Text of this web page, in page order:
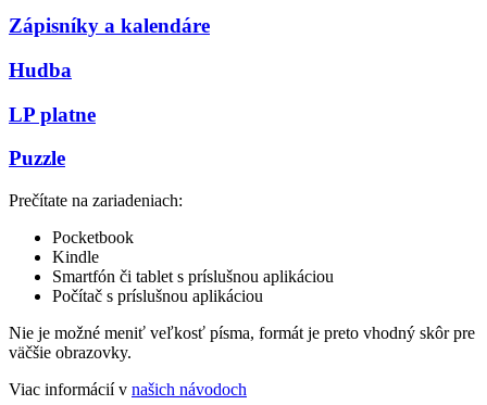
Zápisníky a kalendáre
Hudba
LP platne
Puzzle
Prečítate na zariadeniach:
Pocketbook
Kindle
Smartfón či tablet s príslušnou aplikáciou
Počítač s príslušnou aplikáciou
Nie je možné meniť veľkosť písma, formát je preto vhodný skôr pre
väčšie obrazovky.
Viac informácií v našich návodoch